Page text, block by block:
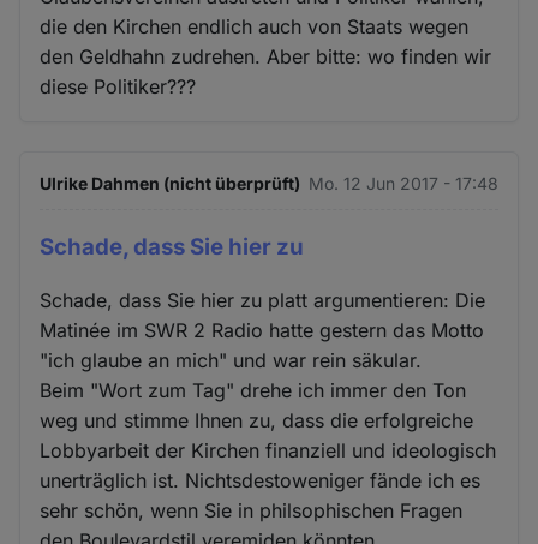
die den Kirchen endlich auch von Staats wegen
den Geldhahn zudrehen. Aber bitte: wo finden wir
diese Politiker???
Ulrike Dahmen (nicht überprüft) Mo. 12 Jun 2017 - 17:48
Schade, dass Sie hier zu
Schade, dass Sie hier zu platt argumentieren: Die
Matinée im SWR 2 Radio hatte gestern das Motto
"ich glaube an mich" und war rein säkular.
Beim "Wort zum Tag" drehe ich immer den Ton
weg und stimme Ihnen zu, dass die erfolgreiche
Lobbyarbeit der Kirchen finanziell und ideologisch
unerträglich ist. Nichtsdestoweniger fände ich es
sehr schön, wenn Sie in philsophischen Fragen